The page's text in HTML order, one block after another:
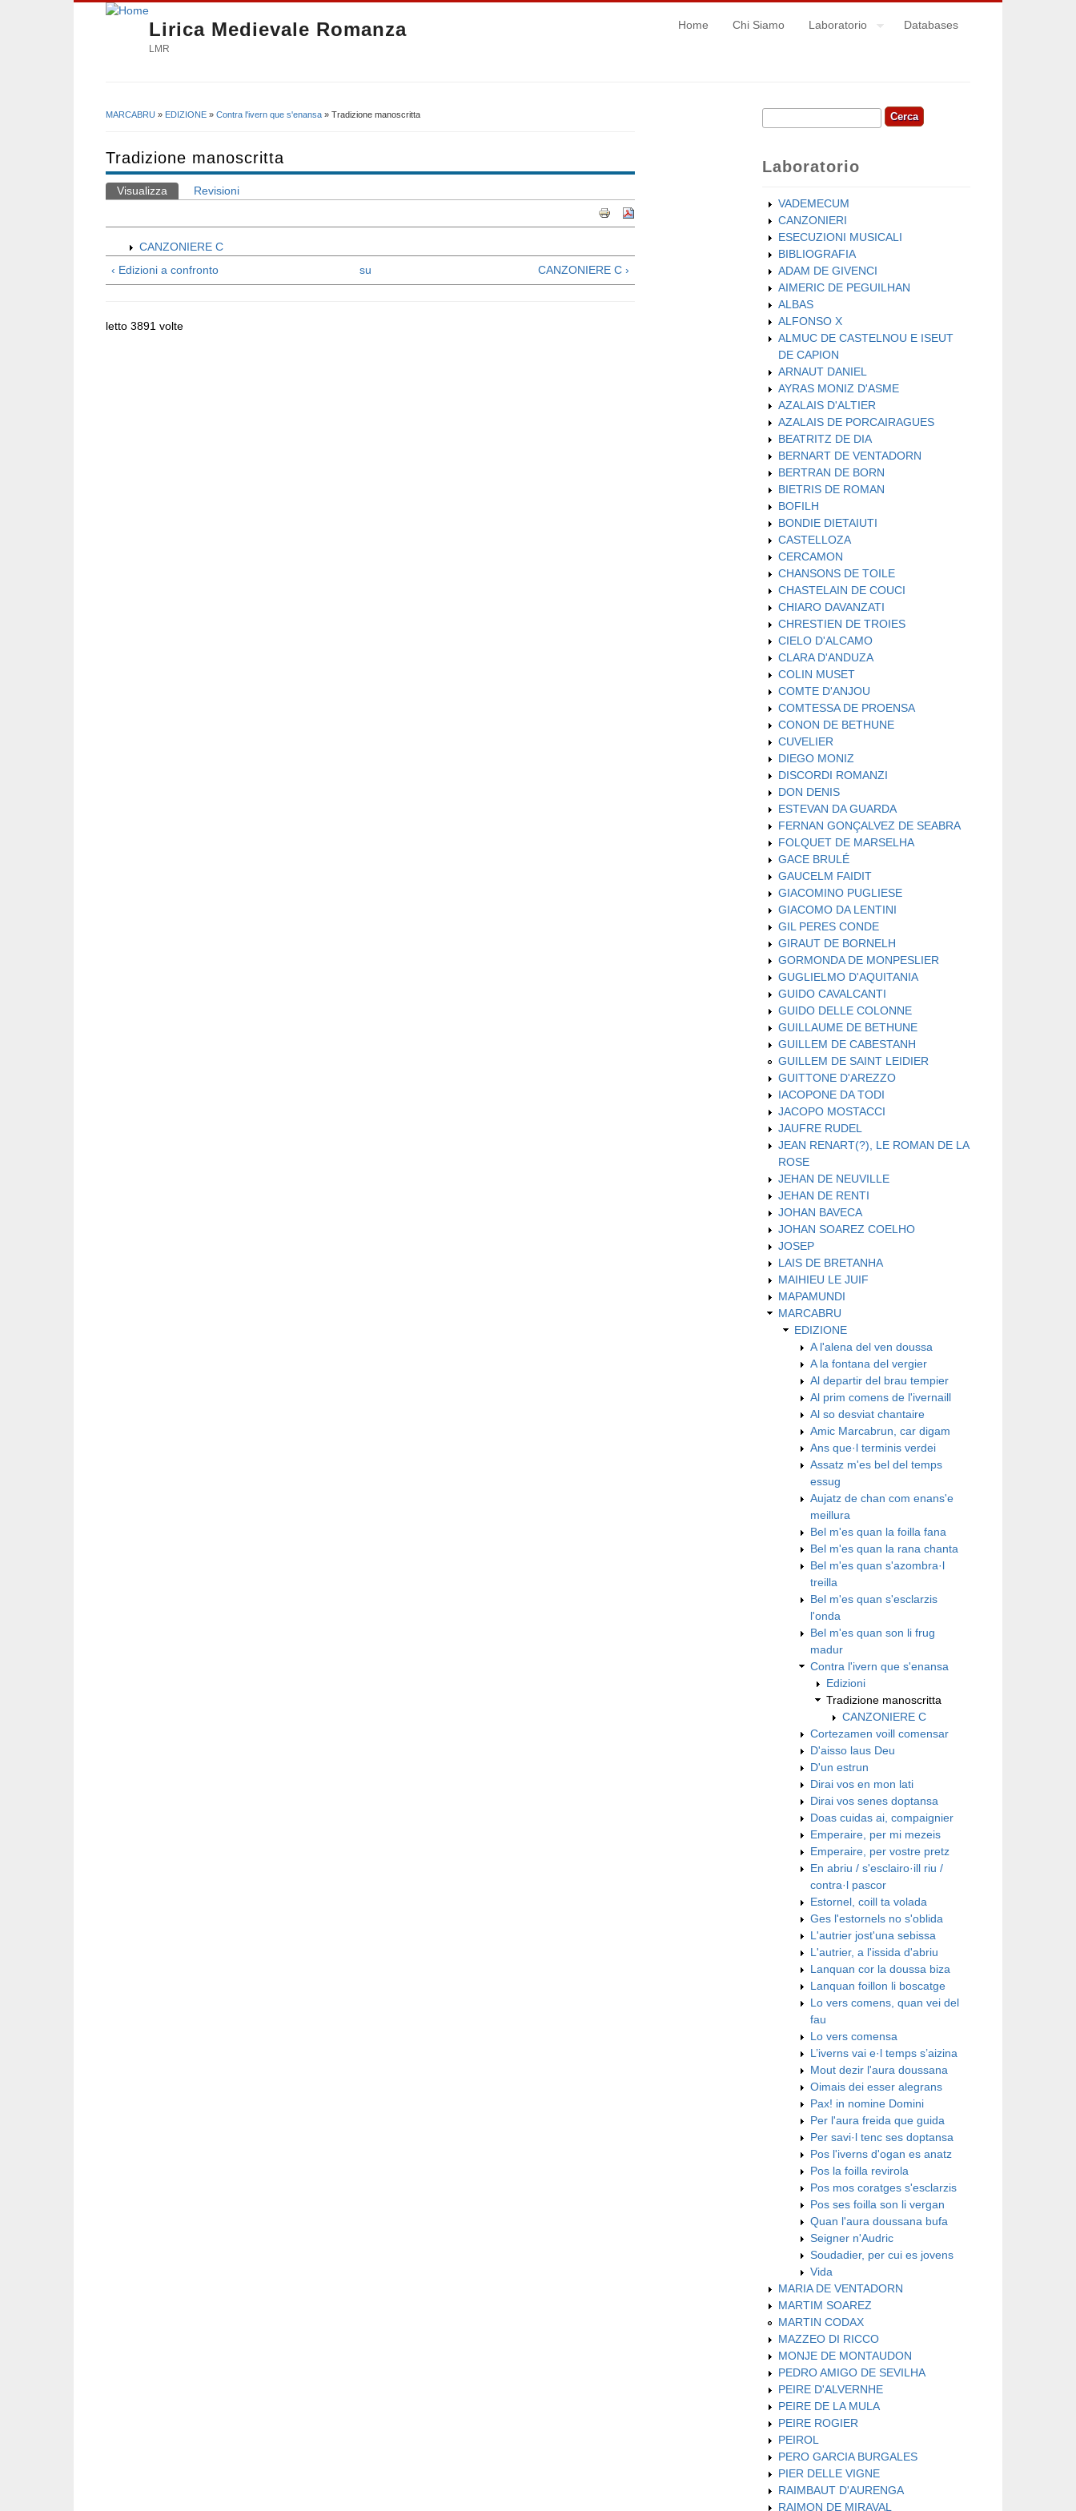
Lirica Medievale Romanza
LMR
Home Chi Siamo Laboratorio Databases
MARCABRU » EDIZIONE » Contra l'ivern que s'enansa » Tradizione manoscritta
Tradizione manoscritta
Schede primarie
Visualizza (scheda attiva)
Revisioni
CANZONIERE C
‹ Edizioni a confronto
su CANZONIERE C ›
letto 3891 volte
Form di ricerca
Cerca
Laboratorio
VADEMECUM
CANZONIERI
ESECUZIONI MUSICALI
BIBLIOGRAFIA
ADAM DE GIVENCI
AIMERIC DE PEGUILHAN
ALBAS
ALFONSO X
ALMUC DE CASTELNOU E ISEUT
DE CAPION
ARNAUT DANIEL
AYRAS MONIZ D'ASME
AZALAIS D'ALTIER
AZALAIS DE PORCAIRAGUES
BEATRITZ DE DIA
BERNART DE VENTADORN
BERTRAN DE BORN
BIETRIS DE ROMAN
BOFILH
BONDIE DIETAIUTI
CASTELLOZA
CERCAMON
CHANSONS DE TOILE
CHASTELAIN DE COUCI
CHIARO DAVANZATI
CHRESTIEN DE TROIES
CIELO D'ALCAMO
CLARA D'ANDUZA
COLIN MUSET
COMTE D'ANJOU
COMTESSA DE PROENSA
CONON DE BETHUNE
CUVELIER
DIEGO MONIZ
DISCORDI ROMANZI
DON DENIS
ESTEVAN DA GUARDA
FERNAN GONÇALVEZ DE SEABRA
FOLQUET DE MARSELHA
GACE BRULÉ
GAUCELM FAIDIT
GIACOMINO PUGLIESE
GIACOMO DA LENTINI
GIL PERES CONDE
GIRAUT DE BORNELH
GORMONDA DE MONPESLIER
GUGLIELMO D'AQUITANIA
GUIDO CAVALCANTI
GUIDO DELLE COLONNE
GUILLAUME DE BETHUNE
GUILLEM DE CABESTANH
GUILLEM DE SAINT LEIDIER
GUITTONE D'AREZZO
IACOPONE DA TODI
JACOPO MOSTACCI
JAUFRE RUDEL
JEAN RENART(?), LE ROMAN DE LA
ROSE
JEHAN DE NEUVILLE
JEHAN DE RENTI
JOHAN BAVECA
JOHAN SOAREZ COELHO
JOSEP
LAIS DE BRETANHA
MAIHIEU LE JUIF
MAPAMUNDI
MARCABRU
EDIZIONE
A l'alena del ven doussa
A la fontana del vergier
Al departir del brau tempier
Al prim comens de l'ivernaill
Al so desviat chantaire
Amic Marcabrun, car digam
Ans que·l terminis verdei
Assatz m'es bel del temps
essug
Aujatz de chan com enans'e
meillura
Bel m'es quan la foilla fana
Bel m'es quan la rana chanta
Bel m'es quan s'azombra·l
treilla
Bel m'es quan s'esclarzis
l'onda
Bel m'es quan son li frug
madur
Contra l'ivern que s'enansa
Edizioni
Tradizione manoscritta
CANZONIERE C
Cortezamen voill comensar
D'aisso laus Deu
D'un estrun
Dirai vos en mon lati
Dirai vos senes doptansa
Doas cuidas ai, compaignier
Emperaire, per mi mezeis
Emperaire, per vostre pretz
En abriu / s'esclairo·ill riu /
contra·l pascor
Estornel, coill ta volada
Ges l'estornels no s'oblida
L'autrier jost'una sebissa
L'autrier, a l'issida d'abriu
Lanquan cor la doussa biza
Lanquan foillon li boscatge
Lo vers comens, quan vei del
fau
Lo vers comensa
L’iverns vai e·l temps s’aizina
Mout dezir l'aura doussana
Oimais dei esser alegrans
Pax! in nomine Domini
Per l'aura freida que guida
Per savi·l tenc ses doptansa
Pos l'iverns d'ogan es anatz
Pos la foilla revirola
Pos mos coratges s'esclarzis
Pos ses foilla son li vergan
Quan l'aura doussana bufa
Seigner n'Audric
Soudadier, per cui es jovens
Vida
MARIA DE VENTADORN
MARTIM SOAREZ
MARTIN CODAX
MAZZEO DI RICCO
MONJE DE MONTAUDON
PEDRO AMIGO DE SEVILHA
PEIRE D'ALVERNHE
PEIRE DE LA MULA
PEIRE ROGIER
PEIROL
PERO GARCIA BURGALES
PIER DELLE VIGNE
RAIMBAUT D'AURENGA
RAIMON DE MIRAVAL